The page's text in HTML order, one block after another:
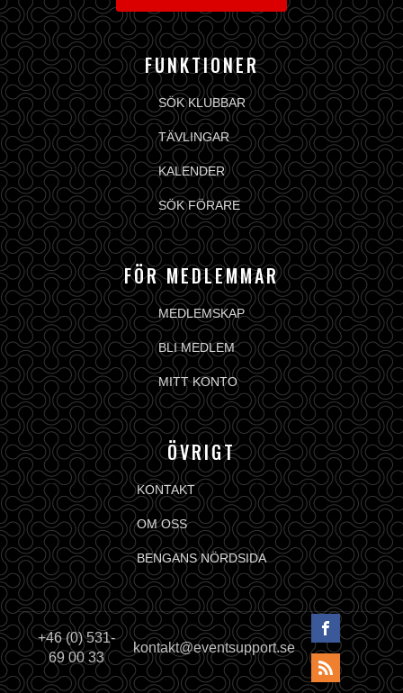
FUNKTIONER
SÖK KLUBBAR
TÄVLINGAR
KALENDER
SÖK FÖRARE
FÖR MEDLEMMAR
MEDLEMSKAP
BLI MEDLEM
MITT KONTO
ÖVRIGT
KONTAKT
OM OSS
BENGANS NÖRDSIDA
+46 (0) 531-
69 00 33
kontakt@eventsupport.se